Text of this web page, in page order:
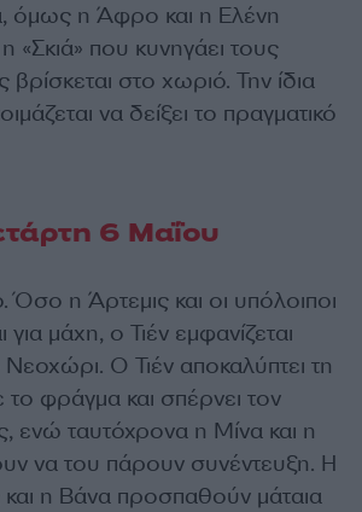
όμως η Άφρο και η Ελένη
«Σκιά» που κυνηγάει τους
στο χωριό. Την ίδια
να δείξει το πραγματικό
6 Μαΐου
Όσο η Άρτεμις και οι υπόλοιποι
για μάχη, ο Τιέν εμφανίζεται
Ο Τιέν αποκαλύπτει τη
φράγμα και σπέρνει τον
ενώ ταυτόχρονα η Μίνα και η
να του πάρουν συνέντευξη. Η
η Βάνα προσπαθούν μάταια